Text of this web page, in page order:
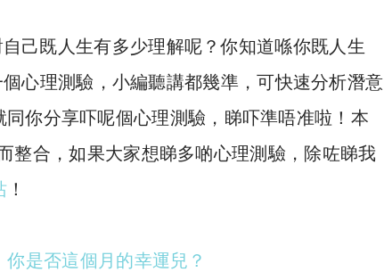
y
Li
n
k
s
A
p
p
己既人生有多少理解呢？你知道喺你既人生
心理測驗，小編聽講都幾準，可快速分析潛意
同你分享吓呢個心理測驗，睇吓準唔准啦！本
整合，如果大家想睇多啲心理測驗，除咗睇我
！
是否這個月的幸運兒？